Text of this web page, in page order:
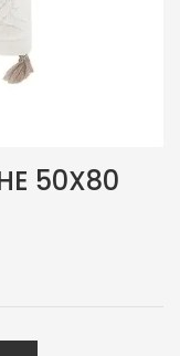
50X80